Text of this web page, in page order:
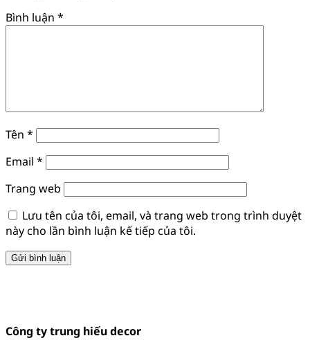
Bình luận *
Tên *
Email *
Trang web
Lưu tên của tôi, email, và trang web trong trình duyệt
này cho lần bình luận kế tiếp của tôi.
Công ty trung hiếu decor